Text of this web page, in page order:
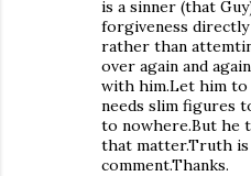
is a sinner (that
forgiveness
rather than
over again and
with him.Let him to
needs slim figures
to nowhere.But he
that matter.Truth is
comment.Thanks.